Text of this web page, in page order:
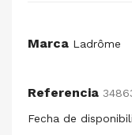
Marca Ladrôme
Referencia
Fecha de